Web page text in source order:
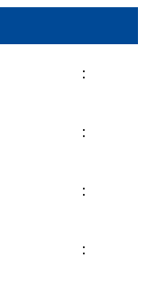
:
:
:
: